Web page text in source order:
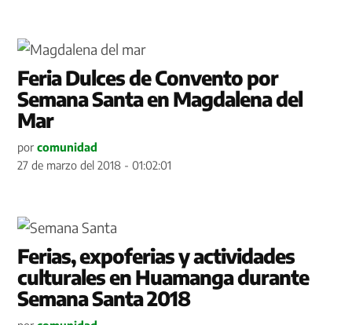
Feria Dulces de Convento por
Semana Santa en Magdalena del
Mar
por comunidad
27 de marzo del 2018 - 01:02:01
Ferias, expoferias y actividades
culturales en Huamanga durante
Semana Santa 2018